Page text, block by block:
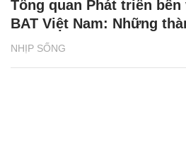
NHỊP SỐNG
Tổng quan Phát triển bền
BAT Việt Nam: Những